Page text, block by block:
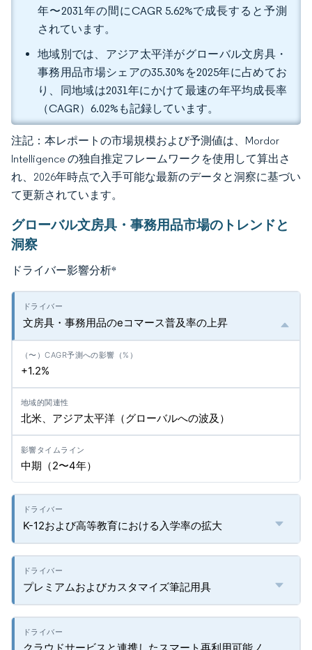
年〜2031年の間にCAGR 5.62%で成長すると予測
されています。
地域別では、アジア太平洋がグローバル文房具・
事務用品市場シェアの35.30%を2025年に占めてお
り、同地域は2031年にかけて最速の年平均成長率
（CAGR）6.02%も記録しています。
注記：本レポートの市場規模および予測値は、Mordor
Intelligence の独自推定フレームワークを使用して算出さ
れ、2026年時点で入手可能な最新のデータと洞察に基づい
て更新されています。
グローバル文房具・事務用品市場のトレンドと
洞察
ドライバー影響分析*
文房具・事務用品のeコマース普及率の上昇
+1.2%
北米、アジア太平洋（グローバルへの波及）
中期（2〜4年）
K-12および高等教育における入学率の拡大
プレミアムおよびカスタマイズ筆記用具